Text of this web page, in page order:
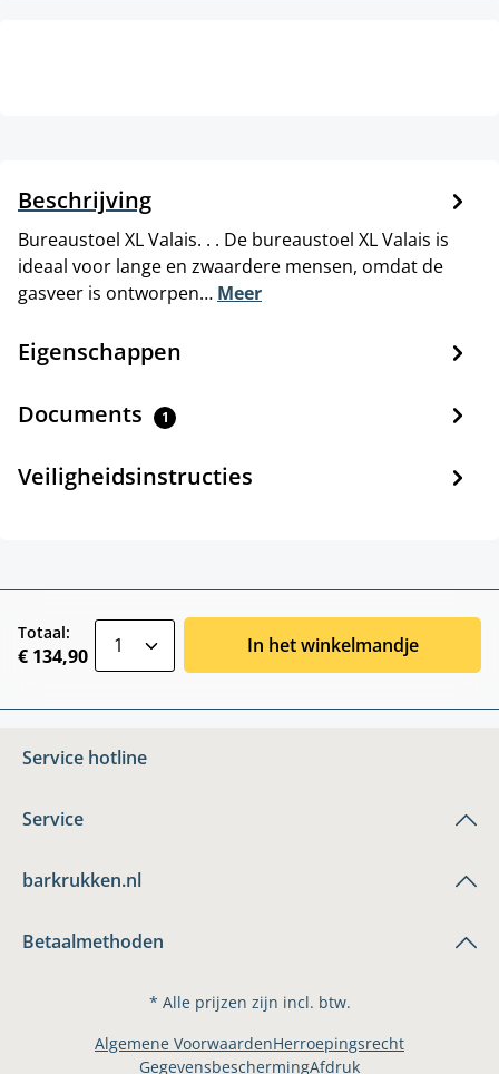
Beschrijving
Bureaustoel XL Valais. . . De bureaustoel XL Valais is
ideaal voor lange en zwaardere mensen, omdat de
gasveer is ontworpen… Meer
Eigenschappen
Documents 1
Veiligheidsinstructies
Totaal:
€ 134,90 In het winkelmandje
Service hotline
Service
barkrukken.nl
Betaalmethoden
* Alle prijzen zijn incl. btw.
Algemene VoorwaardenHerroepingsrecht
GegevensbeschermingAfdruk